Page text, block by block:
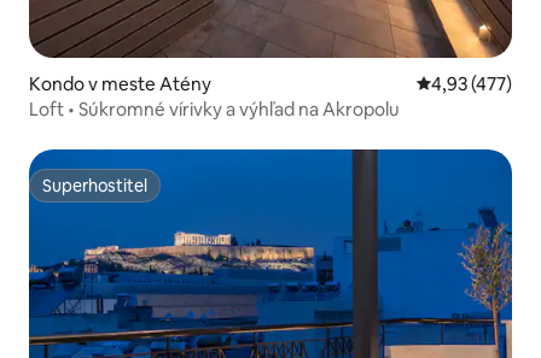
Kondo v meste Atény Priemerné
4,93 (477)
Loft • Súkromné vírivky a výhľad na Akropolu
Superhostiteľ
Superhostiteľ